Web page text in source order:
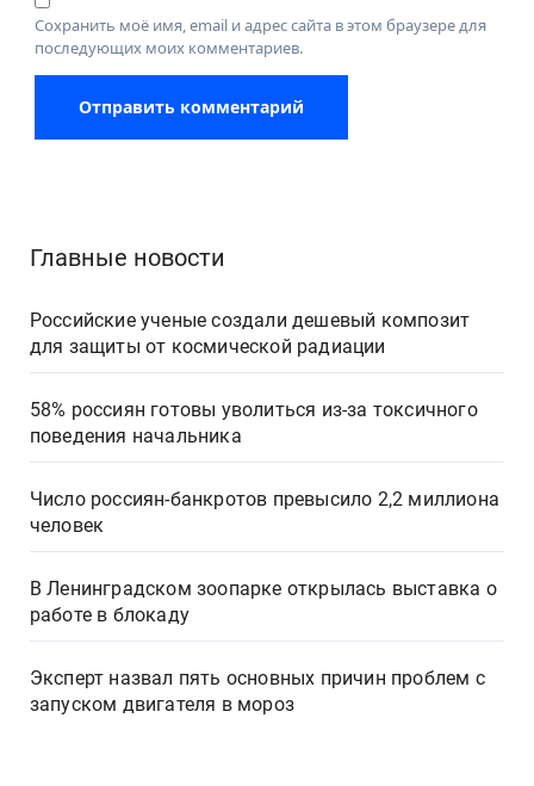
Сохранить моё имя, email и адрес сайта в этом браузере для
последующих моих комментариев.
Главные новости
Российские ученые создали дешевый композит
для защиты от космической радиации
58% россиян готовы уволиться из-за токсичного
поведения начальника
Число россиян-банкротов превысило 2,2 миллиона
человек
В Ленинградском зоопарке открылась выставка о
работе в блокаду
Эксперт назвал пять основных причин проблем с
запуском двигателя в мороз